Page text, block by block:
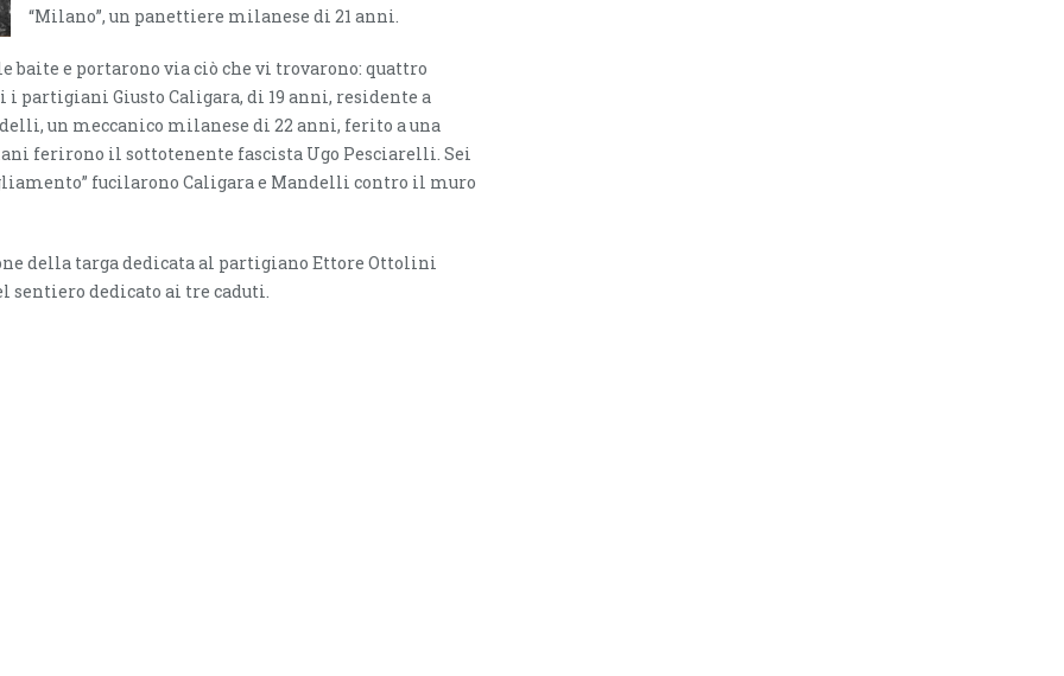
“Milano”, un panettiere milanese di 21 anni.
baite e portarono via ciò che vi trovarono: quattro
partigiani Giusto Caligara, di 19 anni, residente a
un meccanico milanese di 22 anni, ferito a una
ferirono il sottotenente fascista Ugo Pesciarelli. Sei
fucilarono Caligara e Mandelli contro il muro
della targa dedicata al partigiano Ettore Ottolini
sentiero dedicato ai tre caduti.